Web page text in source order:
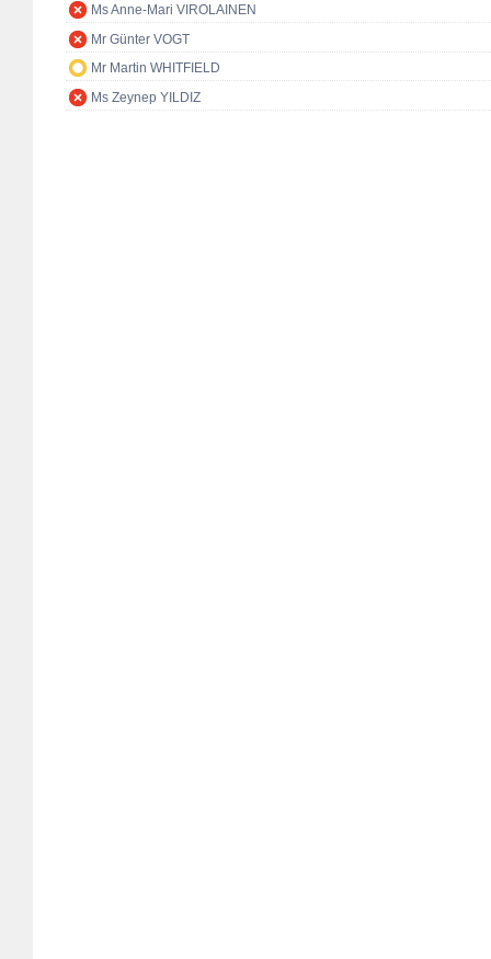
Ms Anne-Mari VIROLAINEN
Mr Günter VOGT
Mr Martin WHITFIELD
Ms Zeynep YILDIZ